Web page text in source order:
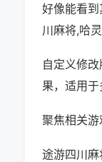
好像能看
川麻将,哈
自定义修
果，适用
聚焦相关游
途游四川